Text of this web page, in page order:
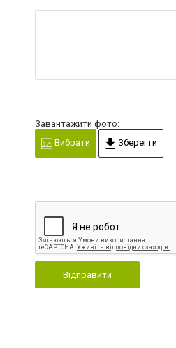
Завантажити фото:
Вибрати
Зберегти
Відправити